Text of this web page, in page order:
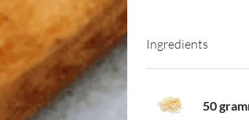
Ingredients
50